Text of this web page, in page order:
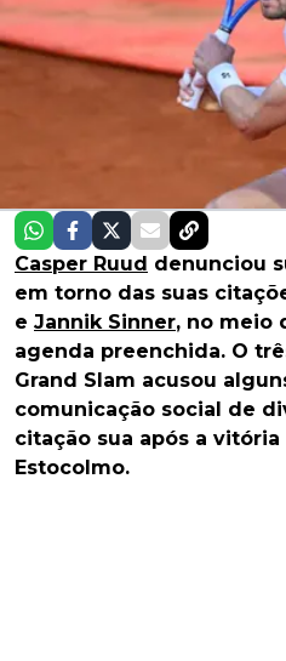
Casper Ruud denunciou
em torno das suas
e Jannik Sinner, no meio
agenda preenchida. O
Grand Slam acusou
comunicação social de
citação sua após a
Estocolmo.